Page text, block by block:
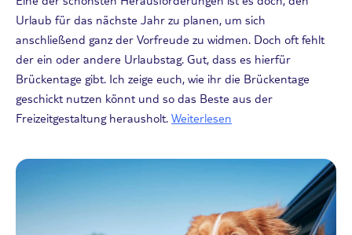
Urlaub für das nächste Jahr zu planen, um sich
anschließend ganz der Vorfreude zu widmen. Doch oft fehlt
der ein oder andere Urlaubstag. Gut, dass es hierfür
Brückentage gibt. Ich zeige euch, wie ihr die Brückentage
geschickt nutzen könnt und so das Beste aus der
Freizeitgestaltung herausholt. Weiterlesen